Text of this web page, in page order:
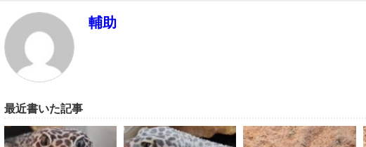
輔助
最近書いた記事